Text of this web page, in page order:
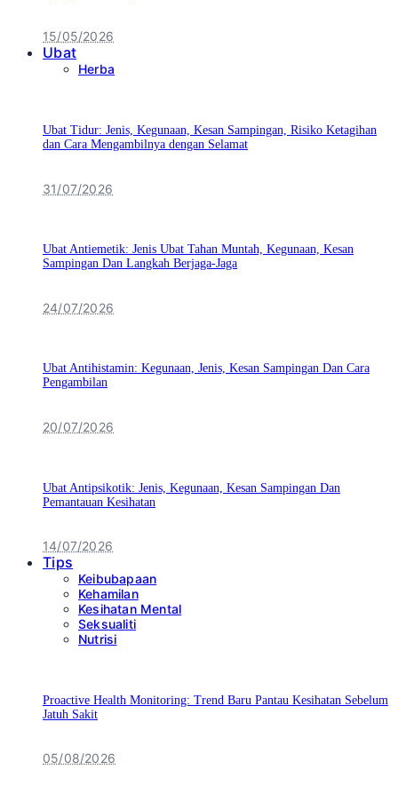
15/05/2026
Ubat
Herba
Ubat Tidur: Jenis, Kegunaan, Kesan Sampingan, Risiko Ketagihan
dan Cara Mengambilnya dengan Selamat
31/07/2026
Ubat Antiemetik: Jenis Ubat Tahan Muntah, Kegunaan, Kesan
Sampingan Dan Langkah Berjaga-Jaga
24/07/2026
Ubat Antihistamin: Kegunaan, Jenis, Kesan Sampingan Dan Cara
Pengambilan
20/07/2026
Ubat Antipsikotik: Jenis, Kegunaan, Kesan Sampingan Dan
Pemantauan Kesihatan
14/07/2026
Tips
Keibubapaan
Kehamilan
Kesihatan Mental
Seksualiti
Nutrisi
Proactive Health Monitoring: Trend Baru Pantau Kesihatan Sebelum
Jatuh Sakit
05/08/2026